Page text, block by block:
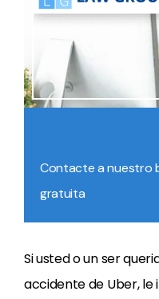
Contacte a nuestro
gratuita
Si usted o un ser
accidente de Uber,